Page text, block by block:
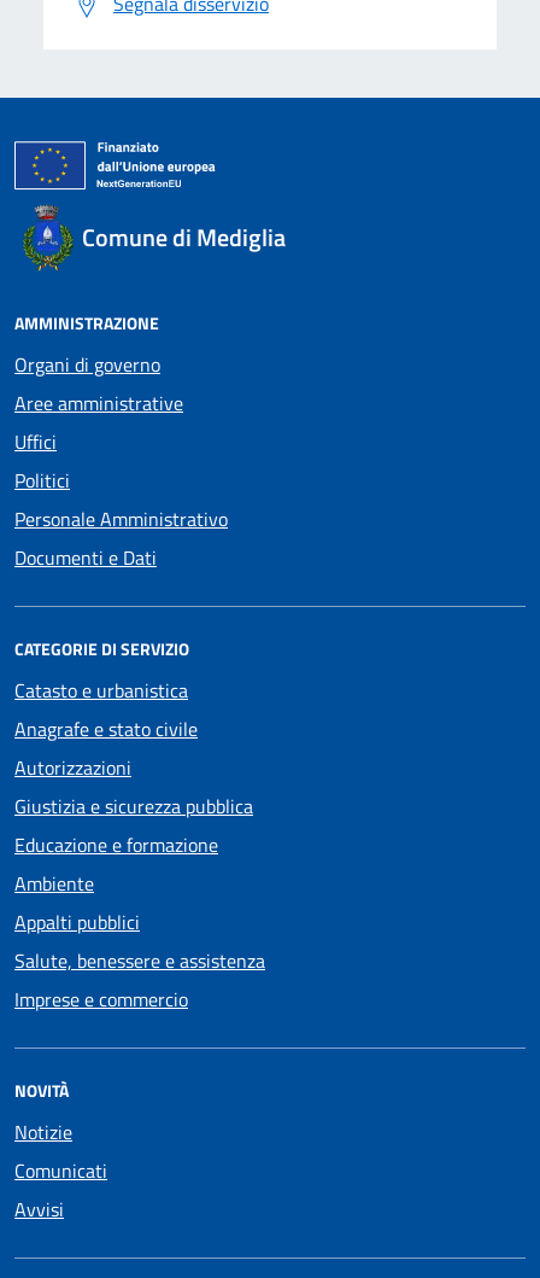
Comune di Mediglia
AMMINISTRAZIONE
Organi di governo
Aree amministrative
Uffici
Politici
Personale Amministrativo
Documenti e Dati
CATEGORIE DI SERVIZIO
Catasto e urbanistica
Anagrafe e stato civile
Autorizzazioni
Giustizia e sicurezza pubblica
Educazione e formazione
Ambiente
Appalti pubblici
Salute, benessere e assistenza
Imprese e commercio
NOVITÀ
Notizie
Comunicati
Avvisi